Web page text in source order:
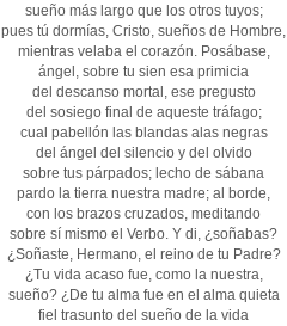
sueño más largo que los otros tuyos;
pues tú dormías, Cristo, sueños de Hombre,
mientras velaba el corazón. Posábase,
ángel, sobre tu sien esa primicia
del descanso mortal, ese pregusto
del sosiego final de aqueste tráfago;
cual pabellón las blandas alas negras
del ángel del silencio y del olvido
sobre tus párpados; lecho de sábana
pardo la tierra nuestra madre; al borde,
con los brazos cruzados, meditando
sobre sí mismo el Verbo. Y di, ¿soñabas?
¿Soñaste, Hermano, el reino de tu Padre?
¿Tu vida acaso fue, como la nuestra,
sueño? ¿De tu alma fue en el alma quieta
fiel trasunto del sueño de la vida